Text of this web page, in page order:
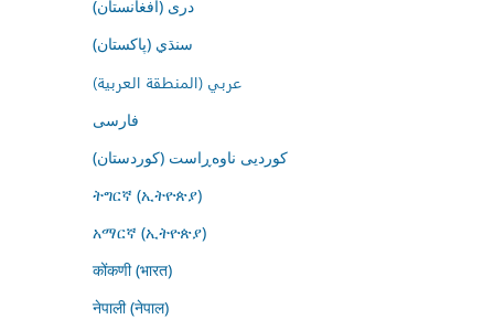
درى (افغانستان)
سنڌي (پاکستان)
عربي (المنطقة العربية)
فارسى
کوردیی ناوەڕاست (کوردستان)
ትግርኛ (ኢትዮጵያ)
አማርኛ (ኢትዮጵያ)
कोंकणी (भारत)
नेपाली (नेपाल)